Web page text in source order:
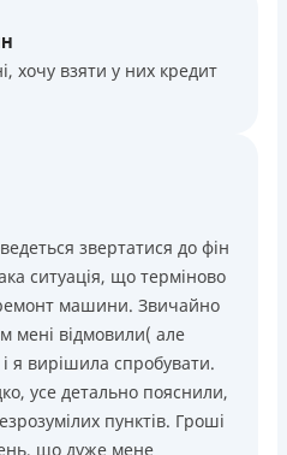
хочу взяти у них кредит
звертатися до фін
ситуація, що терміново
машини. Звичайно
мені відмовили( але
я вирішила спробувати.
усе детально пояснили,
пунктів. Гроші
що дуже мене